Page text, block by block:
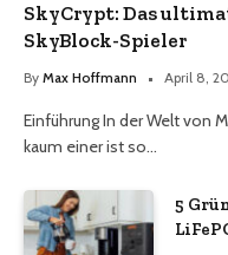
SkyCrypt: Das
SkyBlock-Spieler
By Max Hoffmann April 8,
Einführung In der Welt von
kaum einer ist so…
5